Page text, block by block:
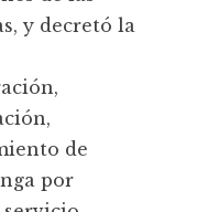
y decretó la
de
por